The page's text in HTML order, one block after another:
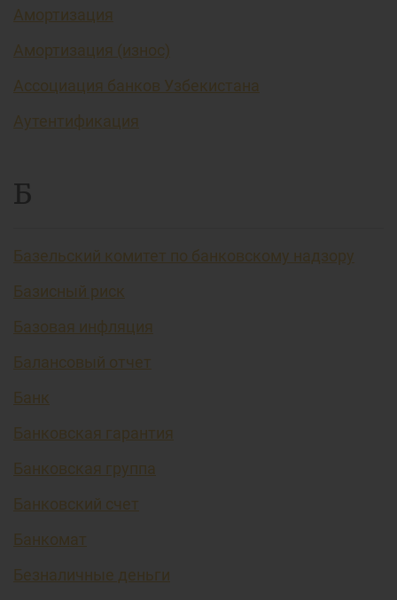
Амортизация
Амортизация (износ)
Ассоциация банков Узбекистана
Аутентификация
Б
Базельский комитет по банковскому надзору
Базисный риск
Базовая инфляция
Балансовый отчет
Банк
Банковская гарантия
Банковская группа
Банковский счет
Банкомат
Безналичные деньги